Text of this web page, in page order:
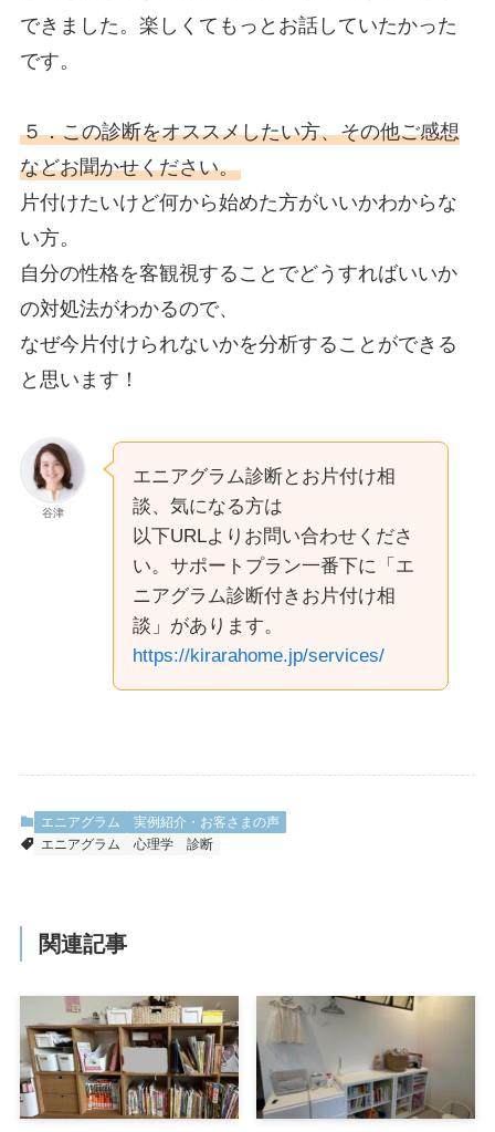
できました。楽しくてもっとお話していたかった
です。
５．この診断をオススメしたい方、その他ご感想
などお聞かせください。
片付けたいけど何から始めた方がいいかわからな
い方。
自分の性格を客観視することでどうすればいいか
の対処法がわかるので、
なぜ今片付けられないかを分析することができる
と思います！
谷津
エニアグラム診断とお片付け相
談、気になる方は
以下URLよりお問い合わせくださ
い。サポートプラン一番下に「エ
ニアグラム診断付きお片付け相
談」があります。
https://kirarahome.jp/services/
エニアグラム
実例紹介・お客さまの声
エニアグラム
心理学 診断
関連記事